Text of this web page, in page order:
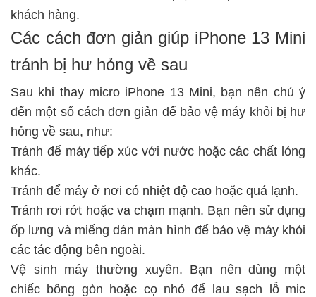
khách hàng.
Các cách đơn giản giúp iPhone 13 Mini
tránh bị hư hỏng về sau
Sau khi thay micro iPhone 13 Mini, bạn nên chú ý
đến một số cách đơn giản để bảo vệ máy khỏi bị hư
hỏng về sau, như:
Tránh để máy tiếp xúc với nước hoặc các chất lỏng
khác.
Tránh để máy ở nơi có nhiệt độ cao hoặc quá lạnh.
Tránh rơi rớt hoặc va chạm mạnh. Bạn nên sử dụng
ốp lưng và miếng dán màn hình để bảo vệ máy khỏi
các tác động bên ngoài.
Vệ sinh máy thường xuyên. Bạn nên dùng một
chiếc bông gòn hoặc cọ nhỏ để lau sạch lỗ mic